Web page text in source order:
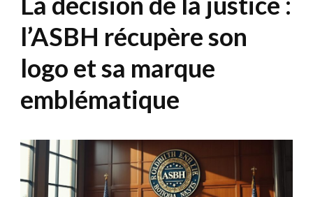
l’ASBH récupère son
logo et sa marque
emblématique